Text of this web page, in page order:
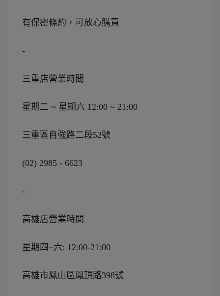
有保密條約，可放心購買
-
三重店營業時間
星期二 ~ 星期六 12:00 ~ 21:00
三重區自強路二段52號
(02) 2985 - 6623
-
高雄店營業時間
星期四~六: 12:00-21:00
高雄市鳳山區鳳頂路398號